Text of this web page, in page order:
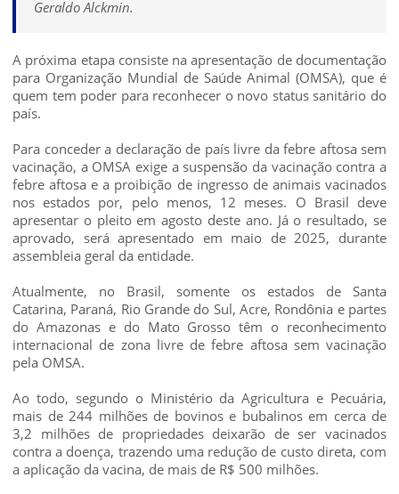
Geraldo Alckmin.
A próxima etapa consiste na apresentação de documentação
para Organização Mundial de Saúde Animal (OMSA), que é
quem tem poder para reconhecer o novo status sanitário do
país.
Para conceder a declaração de país livre da febre aftosa sem
vacinação, a OMSA exige a suspensão da vacinação contra a
febre aftosa e a proibição de ingresso de animais vacinados
nos estados por, pelo menos, 12 meses. O Brasil deve
apresentar o pleito em agosto deste ano. Já o resultado, se
aprovado, será apresentado em maio de 2025, durante
assembleia geral da entidade.
Atualmente, no Brasil, somente os estados de Santa
Catarina, Paraná, Rio Grande do Sul, Acre, Rondônia e partes
do Amazonas e do Mato Grosso têm o reconhecimento
internacional de zona livre de febre aftosa sem vacinação
pela OMSA.
Ao todo, segundo o Ministério da Agricultura e Pecuária,
mais de 244 milhões de bovinos e bubalinos em cerca de
3,2 milhões de propriedades deixarão de ser vacinados
contra a doença, trazendo uma redução de custo direta, com
a aplicação da vacina, de mais de R$ 500 milhões.